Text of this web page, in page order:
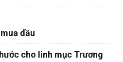
dầu
cho linh mục Trương